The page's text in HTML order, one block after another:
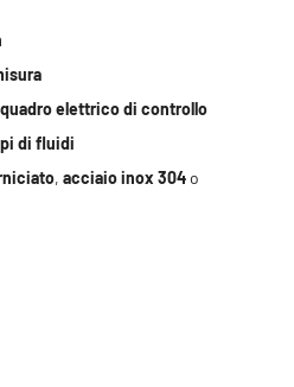
elettrico di controllo
di fluidi
, acciaio inox 304o